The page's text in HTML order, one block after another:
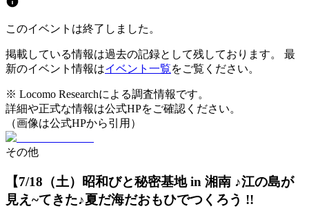
このイベントは終了しました。
掲載している情報は過去の記録として残しております。 最
新のイベント情報はイベント一覧をご覧ください。
※ Locomo Researchによる調査情報です。
詳細や正式な情報は公式HPをご確認ください。
（画像は公式HPから引用）
その他
【7/18（土）昭和びと秘密基地 in 湘南 ♪江の島が
見え~てきた♪夏だ海だおもひでつくろう !!